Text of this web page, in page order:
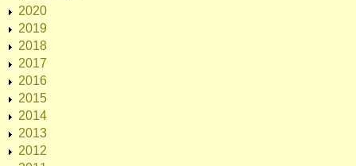
2020
2019
2018
2017
2016
2015
2014
2013
2012